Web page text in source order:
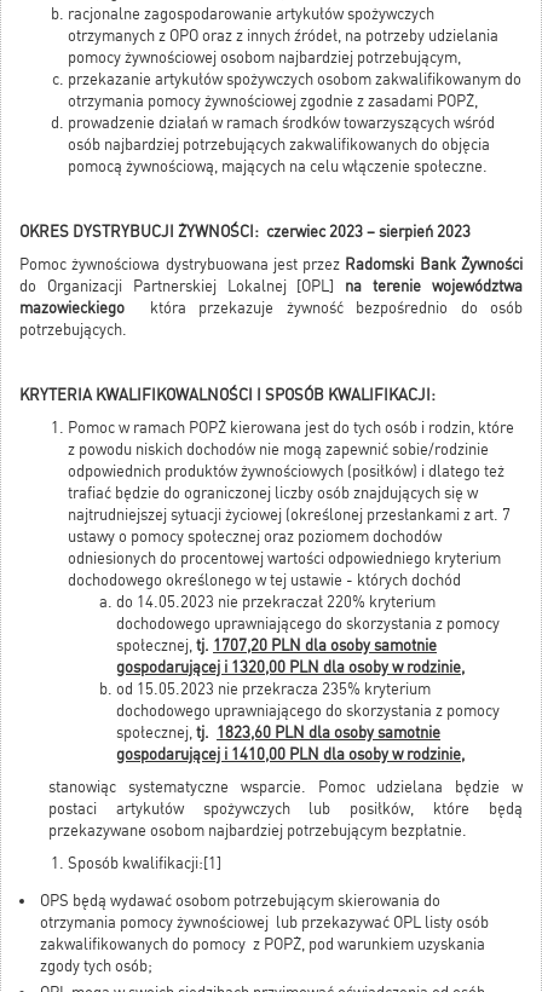
racjonalne zagospodarowanie artykułów spożywczych
otrzymanych z OPO oraz z innych źródeł, na potrzeby udzielania
pomocy żywnościowej osobom najbardziej potrzebującym,
przekazanie artykułów spożywczych osobom zakwalifikowanym do
otrzymania pomocy żywnościowej zgodnie z zasadami POPŻ,
prowadzenie działań w ramach środków towarzyszących wśród
osób najbardziej potrzebujących zakwalifikowanych do objęcia
pomocą żywnościową, mających na celu włączenie społeczne.
OKRES DYSTRYBUCJI ŻYWNOŚCI: czerwiec 2023 – sierpień 2023
Pomoc żywnościowa dystrybuowana jest przez Radomski Bank Żywności
do Organizacji Partnerskiej Lokalnej [OPL] na terenie województwa
mazowieckiego
która przekazuje żywność bezpośrednio do osób
potrzebujących.
KRYTERIA KWALIFIKOWALNOŚCI I SPOSÓB KWALIFIKACJI:
Pomoc w ramach POPŻ kierowana jest do tych osób i rodzin, które
z powodu niskich dochodów nie mogą zapewnić sobie/rodzinie
odpowiednich produktów żywnościowych (posiłków) i dlatego też
trafiać będzie do ograniczonej liczby osób znajdujących się w
najtrudniejszej sytuacji życiowej (określonej przesłankami z art. 7
ustawy o pomocy społecznej oraz poziomem dochodów
odniesionych do procentowej wartości odpowiedniego kryterium
dochodowego określonego w tej ustawie - których dochód
do 14.05.2023 nie przekraczał 220% kryterium
dochodowego uprawniającego do skorzystania z pomocy
społecznej, tj. 1707,20 PLN dla osoby samotnie
gospodarującej i 1320,00 PLN dla osoby w rodzinie,
od 15.05.2023 nie przekracza 235% kryterium
dochodowego uprawniającego do skorzystania z pomocy
społecznej, tj. 1823,60 PLN dla osoby samotnie
gospodarującej i 1410,00 PLN dla osoby w rodzinie,
stanowiąc systematyczne wsparcie. Pomoc udzielana będzie w
postaci artykułów spożywczych lub posiłków, które będą
przekazywane osobom najbardziej potrzebującym bezpłatnie.
Sposób kwalifikacji: [1]
OPS będą wydawać osobom potrzebującym skierowania do
otrzymania pomocy żywnościowej lub przekazywać OPL listy osób
zakwalifikowanych do pomocy z POPŻ, pod warunkiem uzyskania
zgody tych osób;